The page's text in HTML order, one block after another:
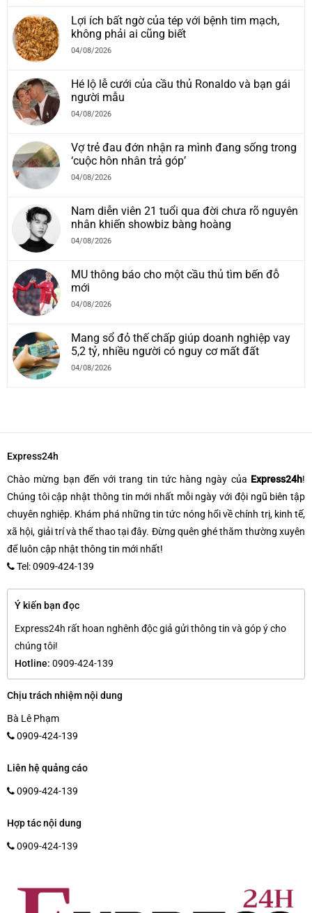
Lợi ích bất ngờ của tép với bệnh tim mạch,
không phải ai cũng biết
04/08/2026
Hé lộ lễ cưới của cầu thủ Ronaldo và bạn gái
người mẫu
04/08/2026
Vợ trẻ đau đớn nhận ra mình đang sống trong
‘cuộc hôn nhân trả góp’
04/08/2026
Nam diễn viên 21 tuổi qua đời chưa rõ nguyên
nhân khiến showbiz bàng hoàng
04/08/2026
MU thông báo cho một cầu thủ tìm bến đỗ
mới
04/08/2026
Mang sổ đỏ thế chấp giúp doanh nghiệp vay
5,2 tỷ, nhiều người có nguy cơ mất đất
04/08/2026
Express24h
Chào mừng bạn đến với trang tin tức hàng ngày của Express24h!
Chúng tôi cập nhật thông tin mới nhất mỗi ngày với đội ngũ biên tập
chuyên nghiệp. Khám phá những tin tức nóng hổi về chính trị, kinh tế,
xã hội, giải trí và thể thao tại đây. Đừng quên ghé thăm thường xuyên
để luôn cập nhật thông tin mới nhất!
Tel: 0909-424-139
Ý kiến bạn đọc
Express24h rất hoan nghênh độc giả gửi thông tin và góp ý cho
chúng tôi!
Hotline: 0909-424-139
Chịu trách nhiệm nội dung
Bà Lê Phạm
0909-424-139
Liên hệ quảng cáo
0909-424-139
Hợp tác nội dung
0909-424-139